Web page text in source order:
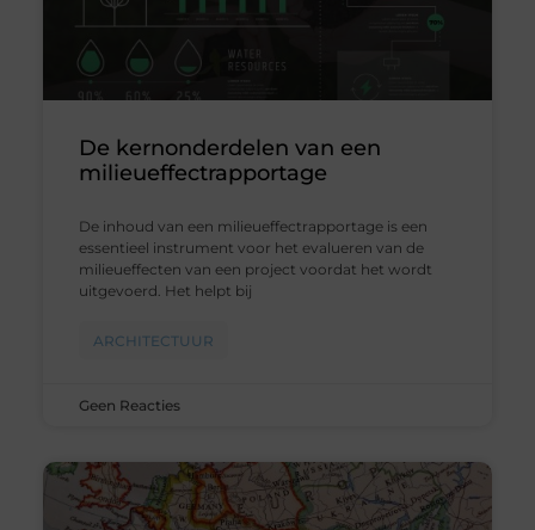
De kernonderdelen van een
milieueffectrapportage
De inhoud van een milieueffectrapportage is een
essentieel instrument voor het evalueren van de
milieueffecten van een project voordat het wordt
uitgevoerd. Het helpt bij
ARCHITECTUUR
Geen Reacties